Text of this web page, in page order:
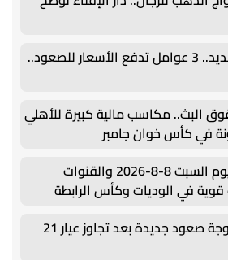
الذهب يلمع من جديد.. 3 عوامل تدفع الأسعار للصعود..
البث.. مكاسب مالية كبيرة للأهلي
في كأس خوان جامبر
مواعيد مباريات اليوم السبت 8-8-2026 والقنوات
قوية في الوديات وكأس الرابطة
هل يبدأ الذهب موجة صعود جديدة بعد تجاوز عيار 21